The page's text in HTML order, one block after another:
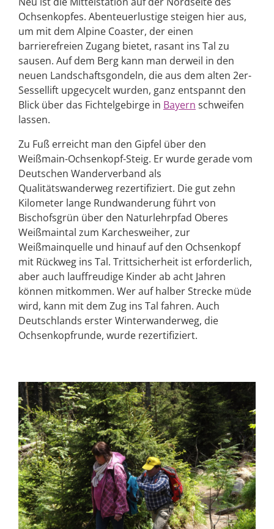
Ochsenkopfes. Abenteuerlustige steigen hier aus,
um mit dem Alpine Coaster, der einen
barrierefreien Zugang bietet, rasant ins Tal zu
sausen. Auf dem Berg kann man derweil in den
neuen Landschaftsgondeln, die aus dem alten 2er-
Sessellift upgecycelt wurden, ganz entspannt den
Blick über das Fichtelgebirge in Bayern schweifen
lassen.
Zu Fuß erreicht man den Gipfel über den
Weißmain-Ochsenkopf-Steig. Er wurde gerade vom
Deutschen Wanderverband als
Qualitätswanderweg rezertifiziert. Die gut zehn
Kilometer lange Rundwanderung führt von
Bischofsgrün über den Naturlehrpfad Oberes
Weißmaintal zum Karchesweiher, zur
Weißmainquelle und hinauf auf den Ochsenkopf
mit Rückweg ins Tal. Trittsicherheit ist erforderlich,
aber auch lauffreudige Kinder ab acht Jahren
können mitkommen. Wer auf halber Strecke müde
wird, kann mit dem Zug ins Tal fahren. Auch
Deutschlands erster Winterwanderweg, die
Ochsenkopfrunde, wurde rezertifiziert.